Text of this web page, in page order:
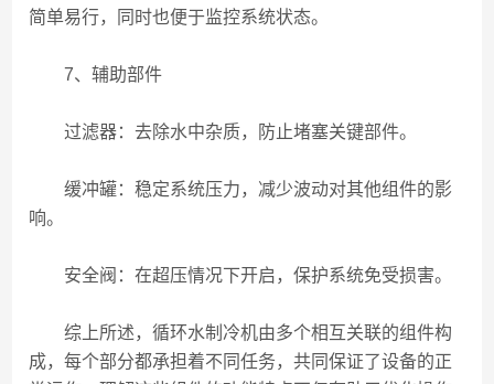
简单易行，同时也便于监控系统状态。
7、辅助部件
过滤器：去除水中杂质，防止堵塞关键部件。
缓冲罐：稳定系统压力，减少波动对其他组件的影
响。
安全阀：在超压情况下开启，保护系统免受损害。
综上所述，循环水制冷机由多个相互关联的组件构
成，每个部分都承担着不同任务，共同保证了设备的正